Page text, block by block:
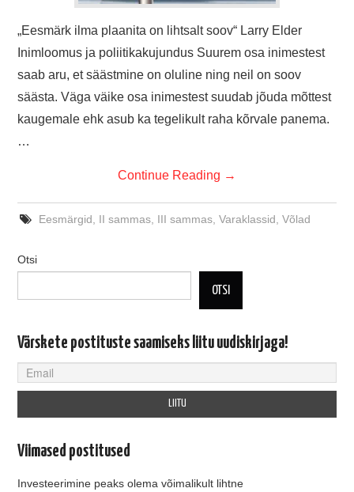
„Eesmärk ilma plaanita on lihtsalt soov“ Larry Elder
Inimloomus ja poliitikakujundus Suurem osa inimestest
saab aru, et säästmine on oluline ning neil on soov
säästa. Väga väike osa inimestest suudab jõuda mõttest
kaugemale ehk asub ka tegelikult raha kõrvale panema.
…
Continue Reading →
Eesmärgid II sammas, III sammas, Varaklassid Võlad
Otsi
OTSI
Värskete postituste saamiseks liitu uudiskirjaga!
Viimased postitused
Investeerimine peaks olema võimalikult lihtne